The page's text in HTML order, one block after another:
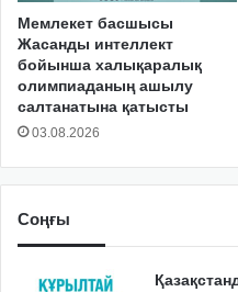
Мемлекет басшысы
Жасанды интеллект
бойынша халықаралық
олимпиаданың ашылу
салтанатына қатысты
03.08.2026
Соңғы